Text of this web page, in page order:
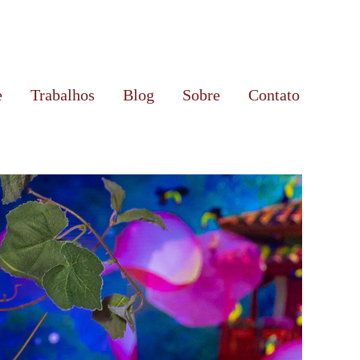
Trabalhos Blog Sobre Contato